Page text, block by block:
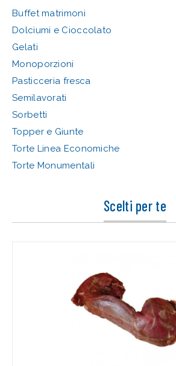
Buffet matrimoni
Dolciumi e Cioccolato
Gelati
Monoporzioni
Pasticceria fresca
Semilavorati
Sorbetti
Topper e Giunte
Torte Linea Economiche
Torte Monumentali
Scelti per te